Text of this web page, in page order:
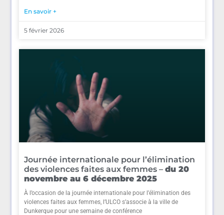
En savoir +
5 février 2026
Journée internationale pour l’élimination
des violences faites aux femmes – du 20
novembre au 6 décembre 2025
À l’occasion de la journée internationale pour l’élimination des
violences faites aux femmes, l’ULCO s’associe à la ville de
Dunkerque pour une semaine de conférence